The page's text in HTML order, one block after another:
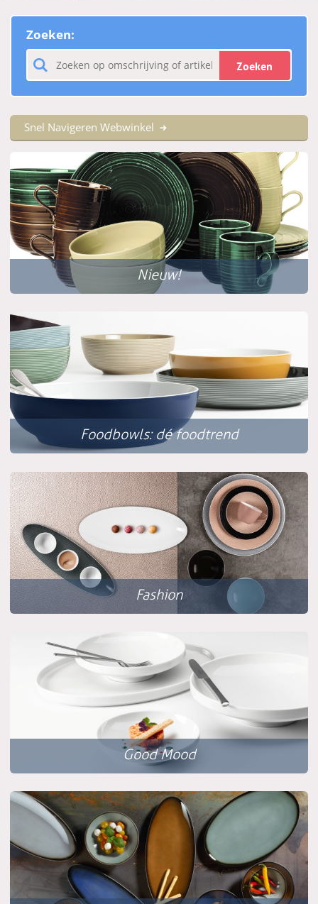
Zoeken:
Zoeken
Snel Navigeren Webwinkel
Nieuw!
Foodbowls: dé foodtrend
Fashion
Good Mood